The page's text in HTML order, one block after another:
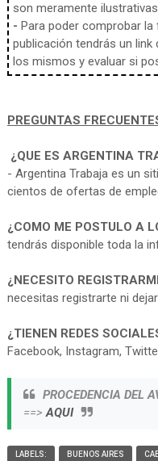
son meramente
- Para poder comprobar la
publicación tendrás un link
los mismos y evaluar si
PREGUNTAS
¿QUE ES ARGENTINA
- Argentina Trabaja es un
cientos de ofertas de
¿COMO ME POSTULO A
tendrás disponible toda la
¿NECESITO
necesitas registrarte ni
¿TIENEN REDES
Facebook, Instagram,
PROCEDENCIA DEL
==>AQUI
LABELS: BUENOS AIRES